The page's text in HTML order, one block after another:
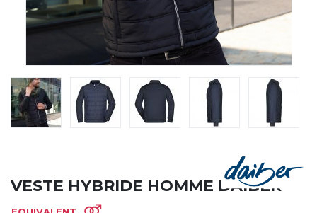
LA SOCIÉTÉ
ROADSHOWS, FORUM DES EXPERTS
MARQUES & CERTIFICATS
TECHNIQUES MARQUAGE
BLOG
VESTE HYBRIDE HOMME DAIBER